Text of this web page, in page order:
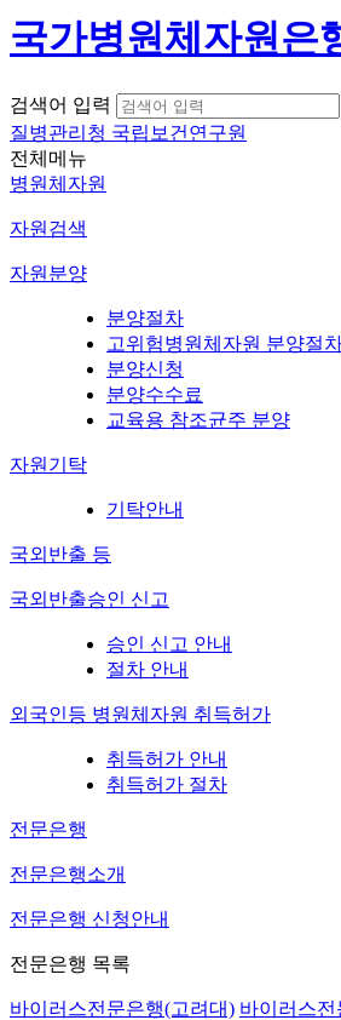
국가병원체자원은
검색어 입력
질병관리청 국립보건연구원
전체메뉴
병원체자원
자원검색
자원분양
분양절차
고위험병원체자원 분양절
분양신청
분양수수료
교육용 참조균주 분양
자원기탁
기탁안내
국외반출 등
국외반출승인 신고
승인 신고 안내
절차 안내
외국인등 병원체자원 취득허가
취득허가 안내
취득허가 절차
전문은행
전문은행소개
전문은행 신청안내
전문은행 목록
바이러스전문은행(고려대) 바이러스